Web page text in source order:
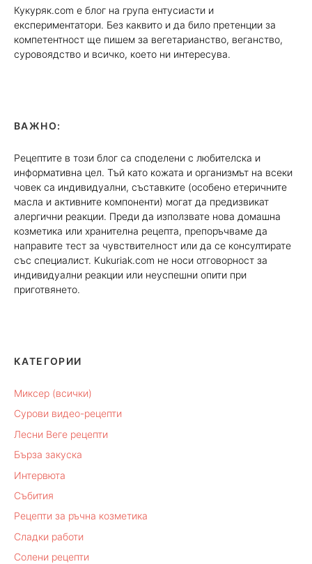
Кукуряк.com е блог на група ентусиасти и
експериментатори. Без каквито и да било претенции за
компетентност ще пишем за вегетарианство, веганство,
суровоядство и всичко, което ни интересува.
ВАЖНО:
Рецептите в този блог са споделени с любителска и
информативна цел. Тъй като кожата и организмът на всеки
човек са индивидуални, съставките (особено етеричните
масла и активните компоненти) могат да предизвикат
алергични реакции. Преди да използвате нова домашна
козметика или хранителна рецепта, препоръчваме да
направите тест за чувствителност или да се консултирате
със специалист. Kukuriak.com не носи отговорност за
индивидуални реакции или неуспешни опити при
приготвянето.
КАТЕГОРИИ
Миксер (всички)
Сурови видео-рецепти
Лесни Веге рецепти
Бърза закуска
Интервюта
Събития
Рецепти за ръчна козметика
Сладки работи
Солени рецепти